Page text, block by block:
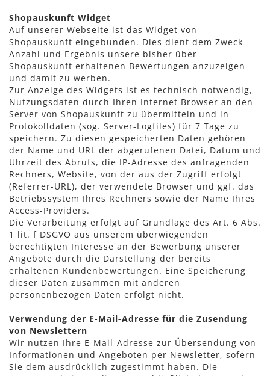
Shopauskunft Widget
Auf unserer Webseite ist das Widget von
Shopauskunft eingebunden. Dies dient dem Zweck
Anzahl und Ergebnis unsere bisher über
Shopauskunft erhaltenen Bewertungen anzuzeigen
und damit zu werben.
Zur Anzeige des Widgets ist es technisch notwendig,
Nutzungsdaten durch Ihren Internet Browser an den
Server von Shopauskunft zu übermitteln und in
Protokolldaten (sog. Server-Logfiles) für 7 Tage zu
speichern. Zu diesen gespeicherten Daten gehören
der Name und URL der abgerufenen Datei, Datum und
Uhrzeit des Abrufs, die IP-Adresse des anfragenden
Rechners, Website, von der aus der Zugriff erfolgt
(Referrer-URL), der verwendete Browser und ggf. das
Betriebssystem Ihres Rechners sowie der Name Ihres
Access-Providers.
Die Verarbeitung erfolgt auf Grundlage des Art. 6 Abs.
1 lit. f DSGVO aus unserem überwiegenden
berechtigten Interesse an der Bewerbung unserer
Angebote durch die Darstellung der bereits
erhaltenen Kundenbewertungen. Eine Speicherung
dieser Daten zusammen mit anderen
personenbezogen Daten erfolgt nicht.
Verwendung der E-Mail-Adresse für die Zusendung
von Newslettern
Wir nutzen Ihre E-Mail-Adresse zur Übersendung von
Informationen und Angeboten per Newsletter, sofern
Sie dem ausdrücklich zugestimmt haben. Die